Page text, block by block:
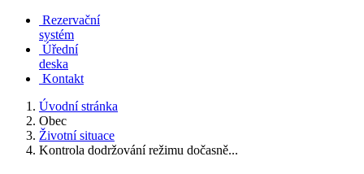
Rezervační
systém
Úřední
deska
Kontakt
Úvodní stránka
Obec
Životní situace
Kontrola dodržování režimu dočasně...